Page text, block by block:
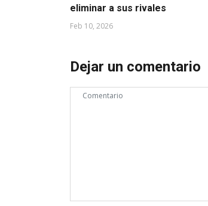
eliminar a sus rivales
Feb 10, 2026
Dejar un comentario